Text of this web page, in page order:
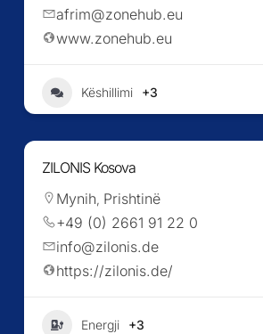
afrim@zonehub.eu
www.zonehub.eu
Këshillimi +3
ZILONIS Kosova
Mynih Prishtinë
+49 (0) 2661 91 22 0
info@zilonis.de
https://zilonis.de/
Energji +3